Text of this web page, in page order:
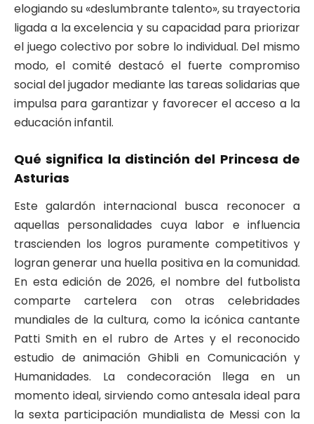
elogiando su «deslumbrante talento», su trayectoria
ligada a la excelencia y su capacidad para priorizar
el juego colectivo por sobre lo individual. Del mismo
modo, el comité destacó el fuerte compromiso
social del jugador mediante las tareas solidarias que
impulsa para garantizar y favorecer el acceso a la
educación infantil.
Qué significa la distinción del Princesa de
Asturias
Este galardón internacional busca reconocer a
aquellas personalidades cuya labor e influencia
trascienden los logros puramente competitivos y
logran generar una huella positiva en la comunidad.
En esta edición de 2026, el nombre del futbolista
comparte cartelera con otras celebridades
mundiales de la cultura, como la icónica cantante
Patti Smith en el rubro de Artes y el reconocido
estudio de animación Ghibli en Comunicación y
Humanidades. La condecoración llega en un
momento ideal, sirviendo como antesala ideal para
la sexta participación mundialista de Messi con la